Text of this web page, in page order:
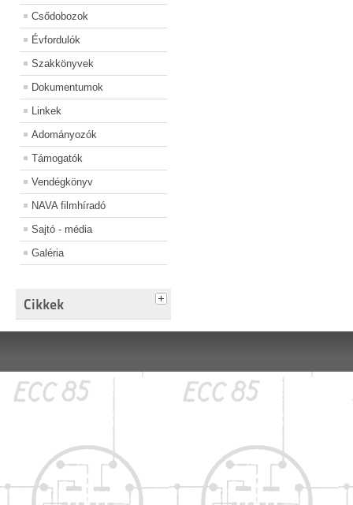
Csődobozok
Évfordulók
Szakkönyvek
Dokumentumok
Linkek
Adományozók
Támogatók
Vendégkönyv
NAVA filmhíradó
Sajtó - média
Galéria
Cikkek